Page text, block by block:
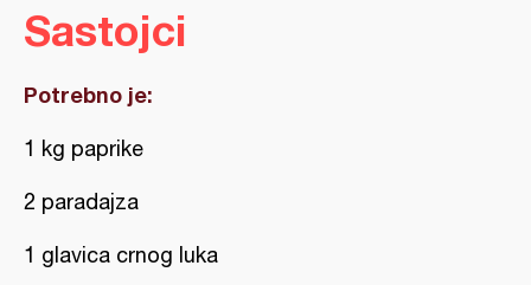
Sastojci
Potrebno je:
1 kg paprike
2 paradajza
1 glavica crnog luka